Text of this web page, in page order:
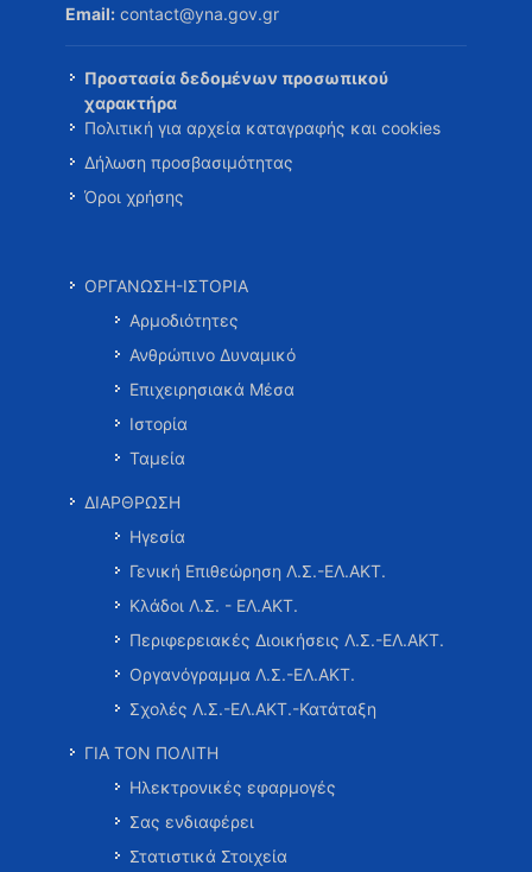
Email: contact@yna.gov.gr
Προστασία δεδομένων προσωπικού
χαρακτήρα
Πολιτική για αρχεία καταγραφής και cookies
Δήλωση προσβασιμότητας
Όροι χρήσης
ΟΡΓΑΝΩΣΗ-ΙΣΤΟΡΙΑ
Αρμοδιότητες
Ανθρώπινο Δυναμικό
Επιχειρησιακά Μέσα
Ιστορία
Ταμεία
ΔΙΑΡΘΡΩΣΗ
Ηγεσία
Γενική Επιθεώρηση Λ.Σ.-ΕΛ.ΑΚΤ.
Κλάδοι Λ.Σ. - ΕΛ.ΑΚΤ.
Περιφερειακές Διοικήσεις Λ.Σ.-ΕΛ.ΑΚΤ.
Οργανόγραμμα Λ.Σ.-ΕΛ.ΑΚΤ.
Σχολές Λ.Σ.-ΕΛ.ΑΚΤ.-Κατάταξη
ΓΙΑ ΤΟΝ ΠΟΛΙΤΗ
Ηλεκτρονικές εφαρμογές
Σας ενδιαφέρει
Στατιστικά Στοιχεία